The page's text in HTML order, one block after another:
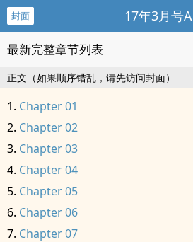
封面 17年3月号A
最新完整章节列表
正文（如果顺序错乱，请先访问封面）
Chapter 01
Chapter 02
Chapter 03
Chapter 04
Chapter 05
Chapter 06
Chapter 07